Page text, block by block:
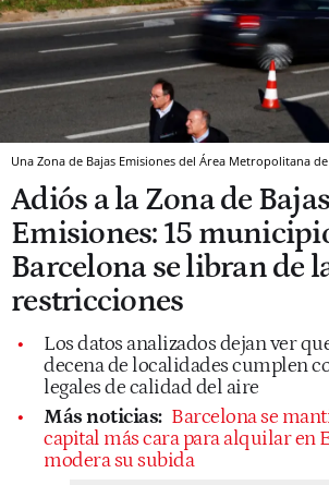
Una Zona de Bajas Emisiones del Área Metropolitana
Adiós a la Zona de Bajas
Emisiones: 15
Barcelona se libran de
restricciones
Los datos analizados dejan ver
decena de localidades cumplen
legales de calidad del aire
Más noticias: Barcelona se
capital más cara para alquilar en
modera su subida